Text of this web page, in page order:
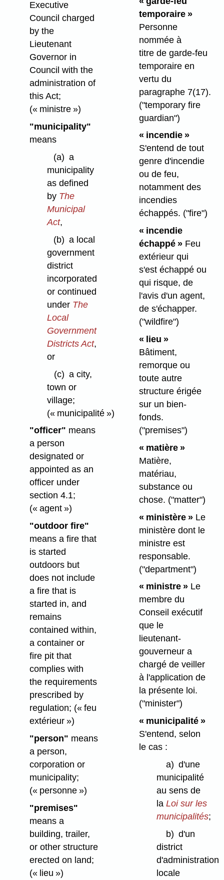
Executive
Council charged
by the
Lieutenant
Governor in
Council with the
administration of
this Act;
(« ministre »)
"municipality"
means
(a) a
municipality
as defined
by The
Municipal
Act,
(b) a local
government
district
incorporated
or continued
under The
Local
Government
Districts Act,
or
(c) a city,
town or
village;
(« municipalité »)
"officer" means
a person
designated or
appointed as an
officer under
section 4.1;
(« agent »)
"outdoor fire"
means a fire that
is started
outdoors but
does not include
a fire that is
started in, and
remains
contained within,
a container or
fire pit that
complies with
the requirements
prescribed by
regulation; (« feu
extérieur »)
"person" means
a person,
corporation or
municipality;
(« personne »)
"premises"
means a
building, trailer,
or other structure
erected on land;
(« lieu »)
temporaire »
Personne
nommée à
titre de garde-feu
temporaire en
vertu du
paragraphe 7(17).
("temporary fire
guardian")
« incendie »
S'entend de tout
genre d'incendie
ou de feu,
notamment des
incendies
échappés. ("fire")
« incendie
échappé »Feu
extérieur qui
s'est échappé ou
qui risque, de
l'avis d'un agent,
de s'échapper.
("wildfire")
« lieu »
Bâtiment,
remorque ou
toute autre
structure érigée
sur un bien-
fonds.
("premises")
« matière »
Matière,
matériau,
substance ou
chose. ("matter")
« ministère » Le
ministère dont le
ministre est
responsable.
("department")
« ministre » Le
membre du
Conseil exécutif
que le
lieutenant-
gouverneur a
chargé de veiller
à l'application de
la présente loi.
("minister")
« municipalité »
S'entend, selon
le cas :
a) d'une
municipalité
au sens de
la Loi sur les
municipalités;
b) d'un
district
d'administration
locale